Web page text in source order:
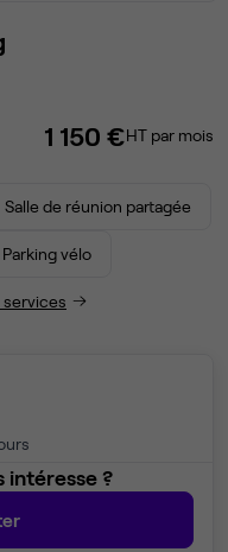
1 150 €HT par mois
Salle de réunion partagée
Parking vélo
services
intéresse ?